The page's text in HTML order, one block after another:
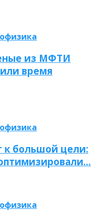
из МФТИ
время
к большой цели: